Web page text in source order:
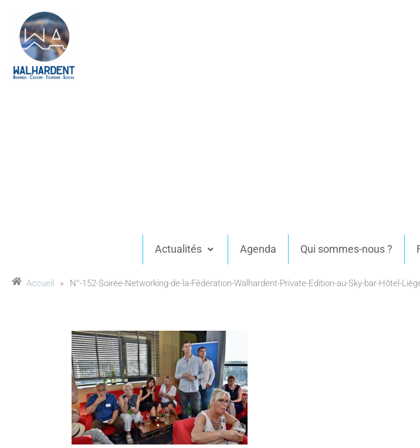
Actualités Agenda Qui sommes-nous ?
Accueil » N°-152-Soirée-Networking-de-la-Fédération-Walhardent-Private-Edition-au-Sky-bar-Hôtel-